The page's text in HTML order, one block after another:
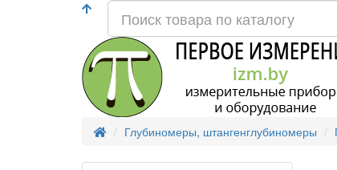
Глубиномеры, штангенглубиномеры